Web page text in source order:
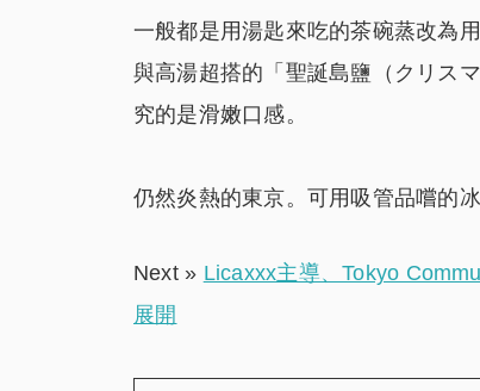
一般都是用湯匙來吃的茶碗蒸改為
與高湯超搭的「聖誕島鹽（クリス
究的是滑嫩口感。
仍然炎熱的東京。可用吸管品嚐的
Next » Licaxxx主導、Tokyo
展開